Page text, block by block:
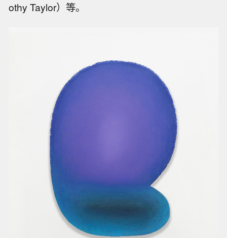
othy Taylor）等。